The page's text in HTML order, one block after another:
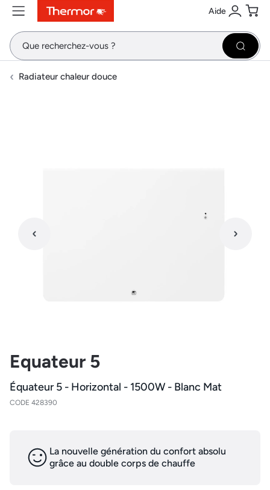
ContenuMenuRecherche Aide
Se
Radiateur chaleur douce
Equateur 5
Équateur 5 - Horizontal - 1500W - Blanc Mat
CODE 428390
La nouvelle génération du confort absolu
grâce au double corps de chauffe